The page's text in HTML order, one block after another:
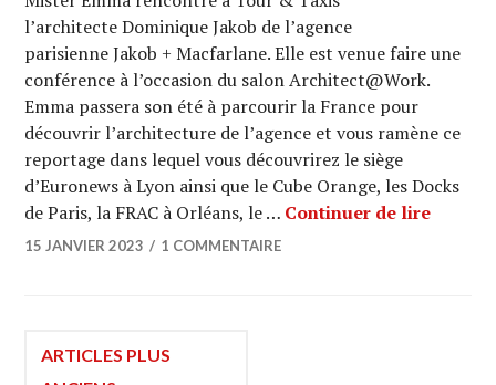
l’architecte Dominique Jakob de l’agence
parisienne Jakob + Macfarlane. Elle est venue faire une
conférence à l’occasion du salon Architect@Work.
Emma passera son été à parcourir la France pour
découvrir l’architecture de l’agence et vous ramène ce
reportage dans lequel vous découvrirez le siège
d’Euronews à Lyon ainsi que le Cube Orange, les Docks
de Paris, la FRAC à Orléans, le … Continuer de lireARCHI
15 JANVIER 2023 1 COMMENTAIRE
Navigation
ARTICLES PLUS